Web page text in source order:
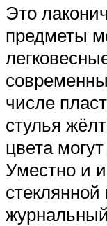
Это
предметы
числе
стулья
цвета
Уместно и